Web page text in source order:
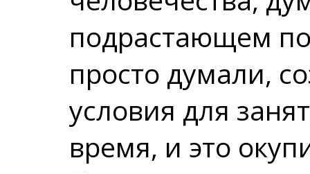
подрастающем
просто думали,
условия для
время, и это